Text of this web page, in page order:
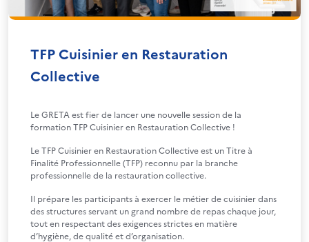
TFP Cuisinier en Restauration
Collective
Le GRETA est fier de lancer une nouvelle session de la
formation TFP Cuisinier en Restauration Collective !
Le TFP Cuisinier en Restauration Collective est un Titre à
Finalité Professionnelle (TFP) reconnu par la branche
professionnelle de la restauration collective.
Il prépare les participants à exercer le métier de cuisinier dans
des structures servant un grand nombre de repas chaque jour,
tout en respectant des exigences strictes en matière
d’hygiène, de qualité et d’organisation.